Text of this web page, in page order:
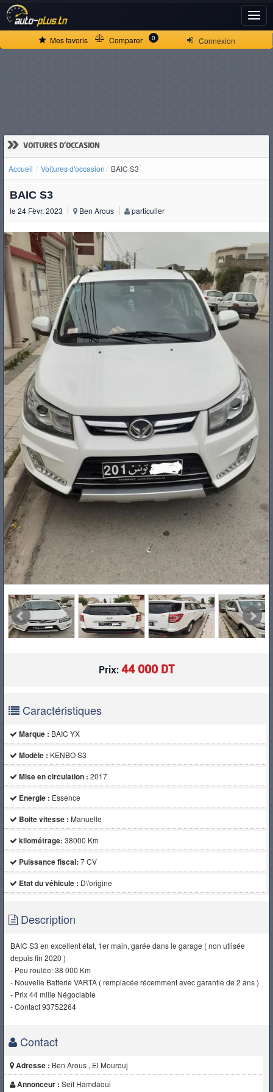
Connexion
Mes favoris Comparer 0
» VOITURES D'OCCASION
Accueil Voitures d'occasion BAIC S3
BAIC S3
le 24 Fèvr. 2023 Ben Arous particulier
Prix: 44 000 DT
Caractéristiques
Marque : BAIC YX
Modèle : KENBO S3
Mise en circulation : 2017
Energie : Essence
Boite vitesse : Manuelle
kilométrage: 38000 Km
Puissance fiscal: 7 CV
Etat du véhicule : D\'origine
Description
BAIC S3 en excellent état, 1er main, garée dans le garage ( non utlisée
depuis fin 2020 )
- Peu roulée: 38 000 Km
- Nouvelle Batterie VARTA ( remplacée récemment avec garantie de 2 ans )
- Prix 44 mille Négociable
- Contact 93752264
Contact
Adresse : Ben Arous , El Mourouj
Annonceur : Seif Hamdaoui
ACCUEIL
D'OCCASION
CAMIONS
PNEUS